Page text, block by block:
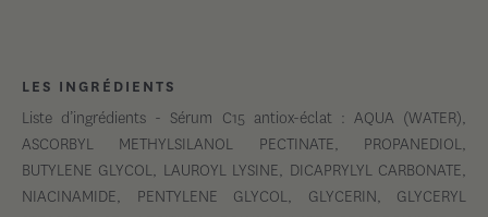
LES INGRÉDIENTS
Liste d’ingrédients - Sérum C15 antiox-éclat : AQUA (WATER),
ASCORBYL METHYLSILANOL PECTINATE, PROPANEDIOL,
BUTYLENE GLYCOL, LAUROYL LYSINE, DICAPRYLYL CARBONATE,
NIACINAMIDE, PENTYLENE GLYCOL, GLYCERIN, GLYCERYL